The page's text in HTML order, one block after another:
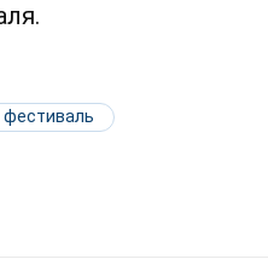
фестиваль